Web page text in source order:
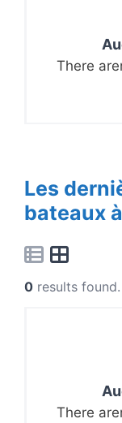
There
Les
bateaux
0 results found.
There